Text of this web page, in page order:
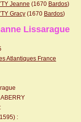
Jeanne (1670 Bardos)
Gracy (1670 Bardos)
Lissarague
Atlantiques France
:
: